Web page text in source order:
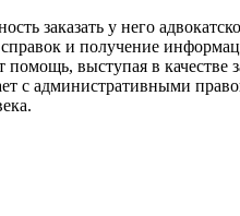
заказать у него
и получение
выступая в качестве
с административными